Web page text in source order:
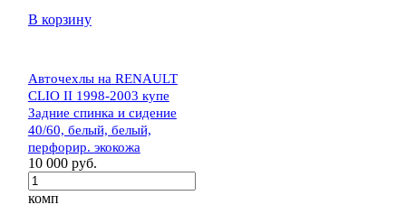
В корзину
Авточехлы на RENAULT
CLIO II 1998-2003 купе
Задние спинка и сидение
40/60, белый, белый,
перфорир. экокожа
10 000 руб.
комп